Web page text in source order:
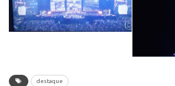
destaque